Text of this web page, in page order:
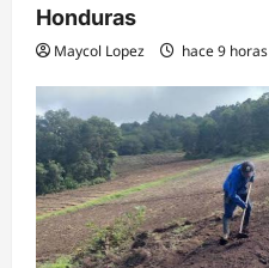
Honduras
Maycol Lopez hace 9 horas